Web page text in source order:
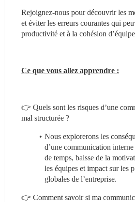
Rejoignez-nous pour découvrir les
et éviter les erreurs courantes qui
productivité et à la cohésion
Ce que vous allez apprendre :
👉 Quels sont les risques d’une
mal structurée ?
Nous explorerons les
d’une communication
de temps, baisse de la
les équipes et impact sur les
globales de l’entreprise.
👉 Comment savoir si ma